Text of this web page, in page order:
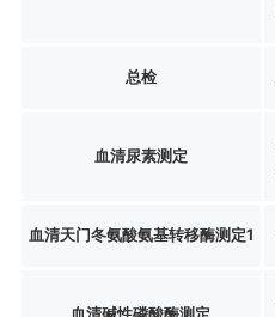
总检
血清尿素测定
血清天门冬氨酸氨基转移酶测定1
血清碱性磷酸酶测定